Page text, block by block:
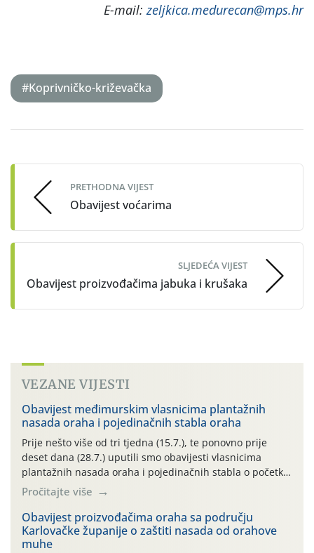
E-mail: zeljkica.medurecan@mps.hr
#Koprivničko-križevačka
navigation
PRETHODNA VIJEST
Obavijest voćarima
SLJEDEĆA VIJEST
Obavijest proizvođačima jabuka i krušaka
VEZANE VIJESTI
Obavijest međimurskim vlasnicima plantažnih
nasada oraha i pojedinačnih stabla oraha
Prije nešto više od tri tjedna (15.7.), te ponovno prije
deset dana (28.7.) uputili smo obavijesti vlasnicima
plantažnih nasada oraha i pojedinačnih stabla o početku
leta i ovogodišnjoj potrebi usmjerenog suzbijanja
orahove muhe (Rhagoletis completa)! Već dvanaest dana
traje drugi ovogodišnji “toplinski udar”, koji naročito
izražen zadnja šest dana (31.7.-05.8.), jer najviše
temperature zraka svakodnevno […]
Pročitajte više
Obavijest proizvođačima oraha sa području
Karlovačke županije o zaštiti nasada od orahove
muhe